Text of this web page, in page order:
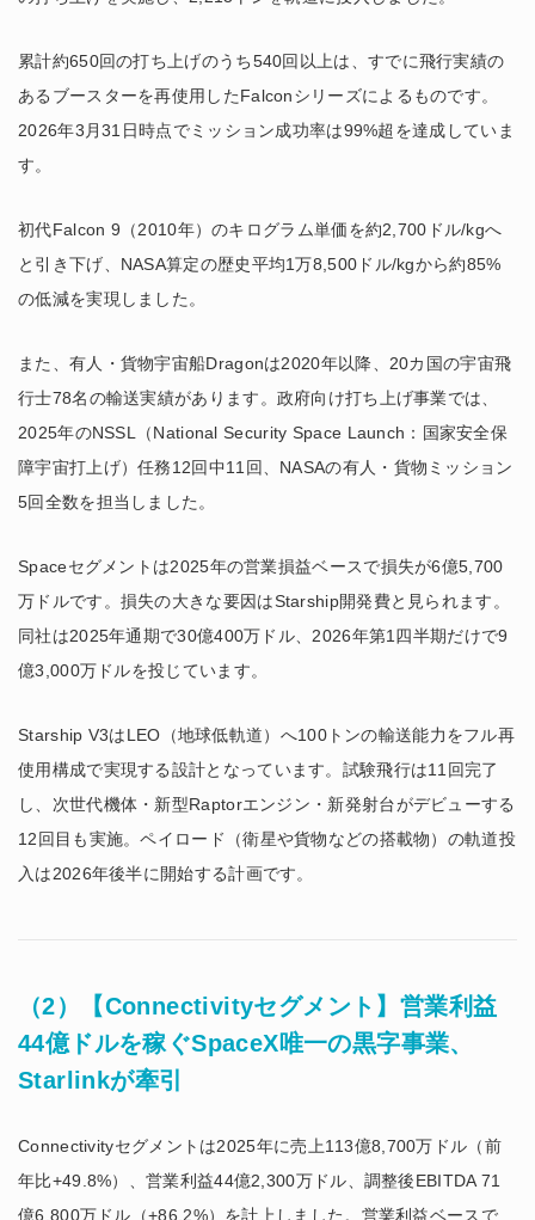
累計約650回の打ち上げのうち540回以上は、すでに飛行実績の
あるブースターを再使用したFalconシリーズによるものです。
2026年3月31日時点でミッション成功率は99%超を達成していま
す。
初代Falcon 9（2010年）のキログラム単価を約2,700ドル/kgへ
と引き下げ、NASA算定の歴史平均1万8,500ドル/kgから約85%
の低減を実現しました。
また、有人・貨物宇宙船Dragonは2020年以降、20カ国の宇宙飛
行士78名の輸送実績があります。政府向け打ち上げ事業では、
2025年のNSSL（National Security Space Launch：国家安全保
障宇宙打上げ）任務12回中11回、NASAの有人・貨物ミッション
5回全数を担当しました。
Spaceセグメントは2025年の営業損益ベースで損失が6億5,700
万ドルです。損失の大きな要因はStarship開発費と見られます。
同社は2025年通期で30億400万ドル、2026年第1四半期だけで9
億3,000万ドルを投じています。
Starship V3はLEO（地球低軌道）へ100トンの輸送能力をフル再
使用構成で実現する設計となっています。試験飛行は11回完了
し、次世代機体・新型Raptorエンジン・新発射台がデビューする
12回目も実施。ペイロード（衛星や貨物などの搭載物）の軌道投
入は2026年後半に開始する計画です。
（2）【Connectivityセグメント】営業利益
44億ドルを稼ぐSpaceX唯一の黒字事業、
Starlinkが牽引
Connectivityセグメントは2025年に売上113億8,700万ドル（前
年比+49.8%）、営業利益44億2,300万ドル、調整後EBITDA 71
億6,800万ドル（+86.2%）を計上しました。営業利益ベースで